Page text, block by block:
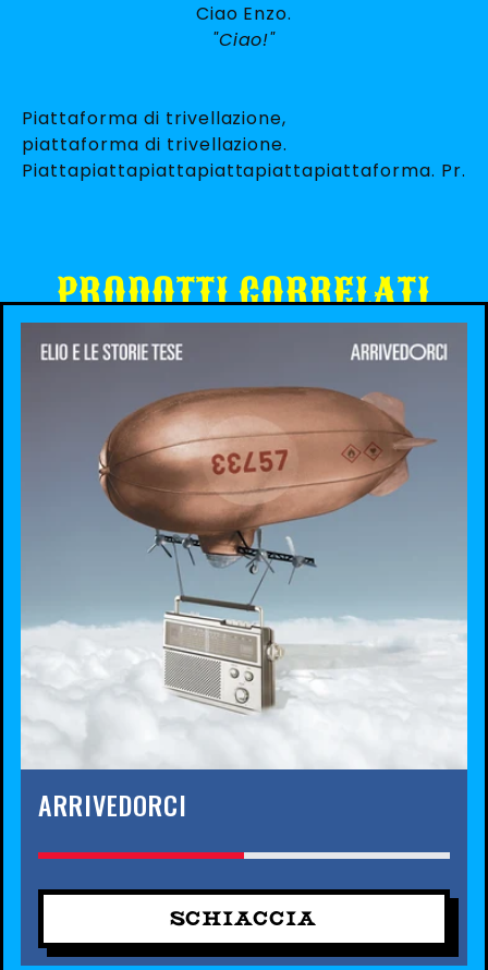
Ciao Enzo.
"Ciao!"
Piattaforma di trivellazione,
piattaforma di trivellazione.
Piattapiattapiattapiattapiattapiattaforma. Pr.
PRODOTTI CORRELATI
ARRIVEDORCI
SCHIACCIA